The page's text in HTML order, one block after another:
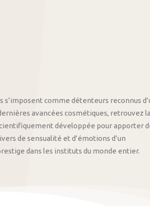
s’imposent comme détenteurs reconnus
avancées cosmétiques, retrouvez la
développée pour apporter
de sensualité et d’émotions d’un
dans les instituts du monde entier.